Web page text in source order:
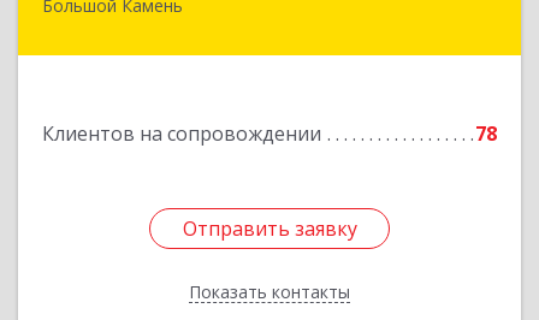
Большой Камень
Клиентов на сопровождении 78
Отправить заявку
Показать контакты
692806, Приморский край, Большой Камень г,
Отправить заявку
Назад